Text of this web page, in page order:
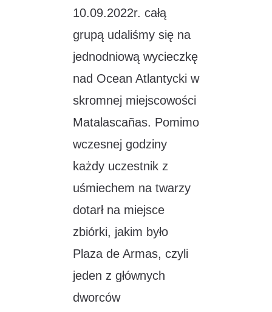
10.09.2022r. całą
grupą udaliśmy się na
jednodniową wycieczkę
nad Ocean Atlantycki w
skromnej miejscowości
Matalascañas. Pomimo
wczesnej godziny
każdy uczestnik z
uśmiechem na twarzy
dotarł na miejsce
zbiórki, jakim było
Plaza de Armas, czyli
jeden z głównych
dworców